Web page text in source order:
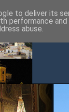
to deliver its
performance
abuse.